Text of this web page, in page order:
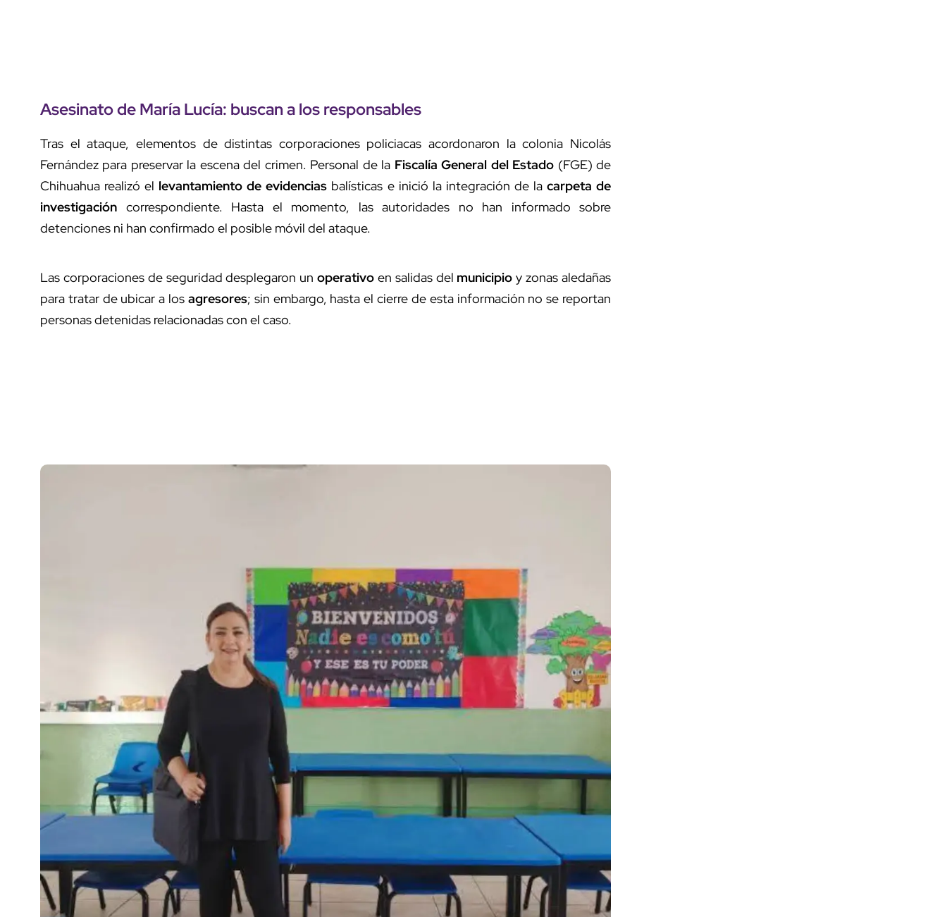
Asesinato de María Lucía: buscan a losresponsables
Tras el ataque, elementos de distintas corporaciones policiacas acordonaron la colonia Nicolás
Fernández para preservar la escena del crimen. Personal de la Fiscalía General del Estado (FGE) de
Chihuahua realizó el levantamiento de evidencias balísticas e inició la integración de la carpeta de
investigación correspondiente. Hasta el momento, las autoridades no han informado sobre
detenciones ni han confirmado el posible móvil del ataque.
Las corporaciones de seguridad desplegaron unoperativo en salidas del municipio y zonas aledañas
para tratar de ubicar a los agresores; sin embargo, hasta el cierre de esta información no se reportan
personas detenidas relacionadas con el caso.